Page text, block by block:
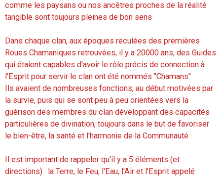
comme les paysans ou nos ancêtres proches de la réalité
tangible sont toujours pleines de bon sens
Dans chaque clan, aux époques reculées des premières
Roues Chamaniques retrouvées, il y a 20000 ans, des Guides
qui étaient capables d'avoir le rôle précis de connection à
l'Esprit pour servir le clan ont été nommés "Chamans"
Ils avaient de nombreuses fonctions, au début motivées par
la survie, puis qui se sont peu à peu orientées vers la
guérison des membres du clan développant des capacités
particulières de divination, toujours dans le but de favoriser
le bien-être, la santé et l'harmonie de la Communauté
Il est important de rappeler qu'il y a 5 éléments (et
directions) : la Terre, le Feu, l'Eau, l'Air et l'Esprit appelé